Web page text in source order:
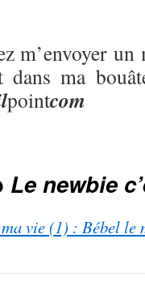
m’envoyer
dans ma
pointcom
Le newbie
vie (1) : Bébel le